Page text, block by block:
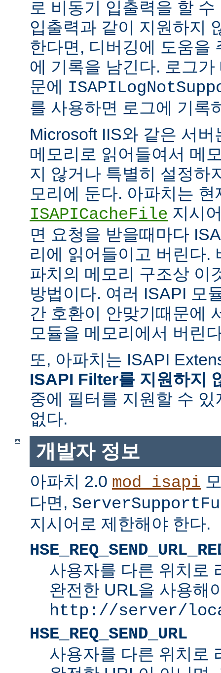
로 비동기 입출력을 할
입출력과 같이 지원하지
한다면, 디버깅에 도움을
에 기록을 남긴다. 로그
문에
를 사용하면 로그에 기록
Microsoft IIS와 같은 서
메모리로 읽어들여서 메
지 않거나 특별히 설정하
모리에 둔다. 아파치는 현
ISAPICacheFile 지시
면 요청을 받을때마다
리에 읽어들이고 버린다.
파치의 메모리 구조상 이
방법이다. 여러 ISAPI 모
간 호환이 안맞기때문에
모듈을 메모리에서 버린
또, 아파치는 ISAPI
ISAPI Filter를 지원하지
중에 필터를 지원할 수
없다.
개발자 정보
아파치 2.0 mod_isapi
다면,
지시어로 제한해야 한다.
사용자를 다른 위치로
완전한 URL을 사용해
http://server/
HSE_REQ_SEND_URL
사용자를 다른 위치로